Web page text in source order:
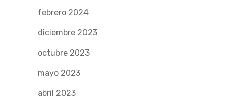
febrero 2024
diciembre 2023
octubre 2023
mayo 2023
abril 2023